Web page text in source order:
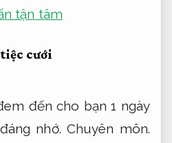
tận tâm
cưới
đến cho bạn 1 ngày
nhớ. Chuyên môn.